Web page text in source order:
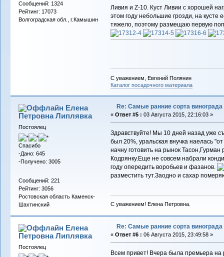
Сообщений: 1324
Рейтинг: 17073
Волгоградская обл., г.Камышин
Ливия и Z-10. Куст Ливии с хорошей
этом году небольшие грозди, на кусте
тяжело, поэтому размещаю первую
С уважением, Евгений Полянин
Каталог посадочного материала
Елена
Петровна Липлявка
Постоялец
Спасибо
-Дано: 645
-Получено: 3005
Сообщений: 221
Рейтинг: 3056
Ростовская область Каменск-
Шахтинский
Re: Самые ранние сорта винограда
« Ответ #5 : 03 Августа 2015, 22:16:03 »
Здравствуйте! Мы 10 дней назад уже
был 20%, уральская внучка наелась
начну готовить на рынок
Кодрянку.Еще не совсем набрали
году опередить воробьев и фазанов.
разместить тут.Заодно и сахар
С уважением! Елена Петровна.
Елена
Петровна Липлявка
Постоялец
Re: Самые ранние сорта винограда
« Ответ #6 : 06 Августа 2015, 23:49:58 »
Всем привет! Вчера была премьера